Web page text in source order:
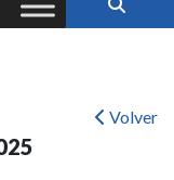
Volver